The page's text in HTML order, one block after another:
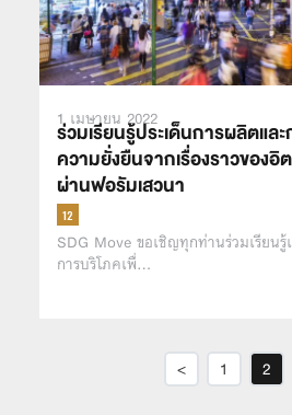
1 เมษายน 2022
ร่วมเรียนรู้ประเด็นการผลิตแล
ความยั่งยืนจากเรื่องราวของอิ
ผ่านฟอรัมเสวนา
SDG Move ขอเชิญทุกท่านร่วมเรียน
การบริโภคเพื่…
< 1 2